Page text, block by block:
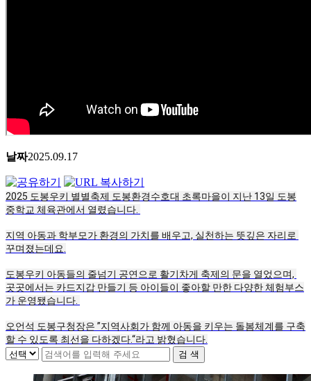
날짜2025.09.17
2025 도봉우키 별별축제 도봉환경수호대 초록마을이 지난 13일 도봉
중학교 체육관에서 열렸습니다.
지역 아동과 학부모가 환경의 가치를 배우고, 실천하는 뜻깊은 자리로
꾸며졌는데요.
도봉우키 아동들의 줄넘기 공연으로 활기차게 축제의 문을 열었으며,
곳곳에서는 카드지갑 만들기 등 아이들이 좋아할 만한 다양한 체험부스
가 운영됐습니다.
오언석 도봉구청장은 ”지역사회가 함께 아동을 키우는 돌봄체계를 구축
할 수 있도록 최선을 다하겠다.“라고 밝혔습니다.